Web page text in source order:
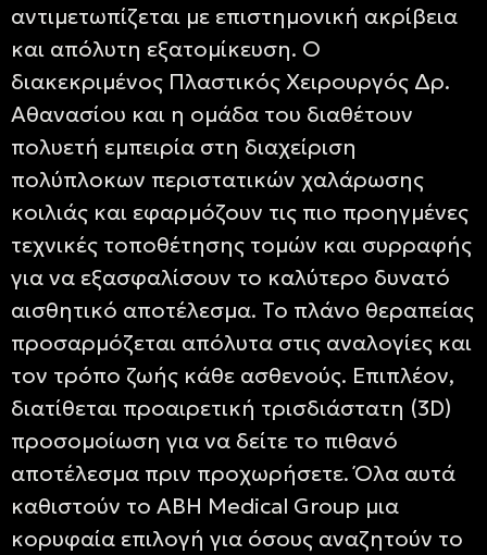
αντιμετωπίζεται με επιστημονική ακρίβεια
και απόλυτη εξατομίκευση. Ο
διακεκριμένος Πλαστικός Χειρουργός Δρ.
Αθανασίου και η ομάδα του διαθέτουν
πολυετή εμπειρία στη διαχείριση
πολύπλοκων περιστατικών χαλάρωσης
κοιλιάς και εφαρμόζουν τις πιο προηγμένες
τεχνικές τοποθέτησης τομών και συρραφής
για να εξασφαλίσουν το καλύτερο δυνατό
αισθητικό αποτέλεσμα. Το πλάνο θεραπείας
προσαρμόζεται απόλυτα στις αναλογίες και
τον τρόπο ζωής κάθε ασθενούς. Επιπλέον,
διατίθεται προαιρετική τρισδιάστατη (3D)
προσομοίωση για να δείτε το πιθανό
αποτέλεσμα πριν προχωρήσετε. Όλα αυτά
καθιστούν το ABH Medical Group μια
κορυφαία επιλογή για όσους αναζητούν το